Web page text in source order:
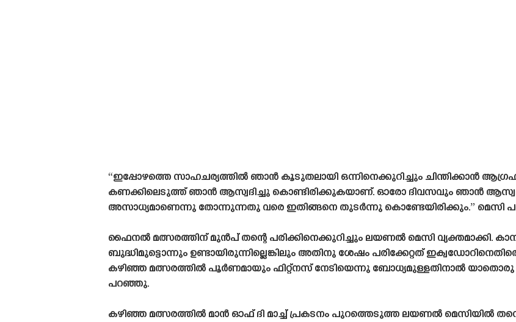
“ഇപ്പോഴത്തെ സാഹചര്യത്തിൽ ഞാൻ കൂടുതലായി ഒന്നിനെക്കുറിച്ചും ചിന്തിക്കാൻ
കണക്കിലെടുത്ത് ഞാൻ ആസ്വദിച്ചു കൊണ്ടിരിക്കുകയാണ്. ഓരോ ദിവസവും ഞാൻ
അസാധ്യമാണെന്നു തോന്നുന്നതു വരെ ഇതിങ്ങനെ തുടർന്നു കൊണ്ടേയിരിക്കും.” മെസി
ഫൈനൽ മത്സരത്തിന് മുൻപ് തന്റെ പരിക്കിനെക്കുറിച്ചും ലയണൽ മെസി വ്യക്തമാക്കി.
ബുദ്ധിമുട്ടൊന്നും ഉണ്ടായിരുന്നില്ലെങ്കിലും അതിനു ശേഷം പരിക്കേറ്റത്
കഴിഞ്ഞ മത്സരത്തിൽ പൂർണമായും ഫിറ്റ്നസ് നേടിയെന്നു ബോധ്യമുള്ളതിനാൽ യാതൊരു
പറഞ്ഞു.
കഴിഞ്ഞ മത്സരത്തിൽ മാൻ ഓഫ് ദി മാച്ച് പ്രകടനം പുറത്തെടുത്ത ലയണൽ മെസിയിൽ